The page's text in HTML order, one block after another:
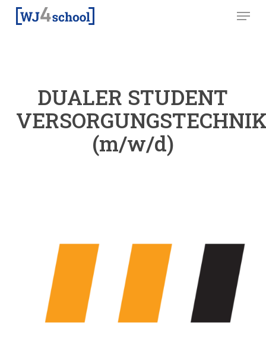
Skip
Menu
DUALER STUDENT
(m/w/d)